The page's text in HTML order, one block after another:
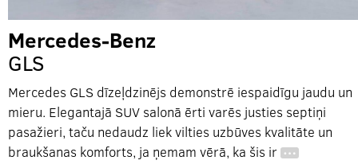
Mercedes-Benz
GLS
Mercedes GLS dīzeļdzinējs demonstrē iespaidīgu jaudu un
mieru. Elegantajā SUV salonā ērti varēs justies septiņi
pasažieri, taču nedaudz liek vilties uzbūves kvalitāte un
braukšanas komforts, ja ņemam vērā, ka šis ir …